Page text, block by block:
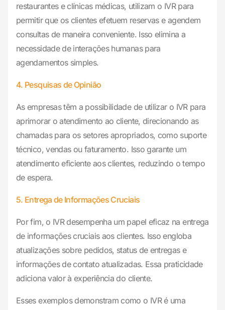
restaurantes e clínicas médicas, utilizam o IVR para
permitir que os clientes efetuem reservas e agendem
consultas de maneira conveniente. Isso elimina a
necessidade de interações humanas para
agendamentos simples.
4. Pesquisas de Opinião
As empresas têm a possibilidade de utilizar o IVR para
aprimorar o atendimento ao cliente, direcionando as
chamadas para os setores apropriados, como suporte
técnico, vendas ou faturamento. Isso garante um
atendimento eficiente aos clientes, reduzindo o tempo
de espera.
5. Entrega de Informações Cruciais
Por fim, o IVR desempenha um papel eficaz na entrega
de informações cruciais aos clientes. Isso engloba
atualizações sobre pedidos, status de entregas e
informações de contato atualizadas. Essa praticidade
adiciona valor à experiência do cliente.
Esses exemplos demonstram como o IVR é uma